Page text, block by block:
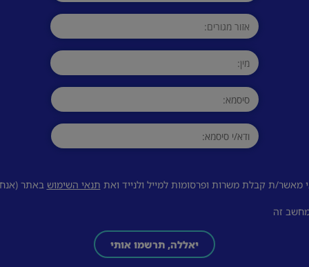
מאשר/ת קבלת משרות ופרסומות למייל ולנייד ואת תנאי השימוש באתר
זה
יאללה, תרשמו אותי